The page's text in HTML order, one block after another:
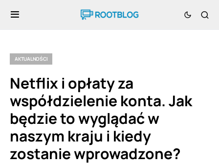
AKTUALNOŚCI
Netflix i opłaty za
współdzielenie konta. Jak
będzie to wyglądać w
naszym kraju i kiedy
zostanie wprowadzone?